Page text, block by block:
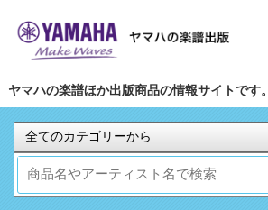
ヤマハの楽譜ほか出版商品の情報サイトです。